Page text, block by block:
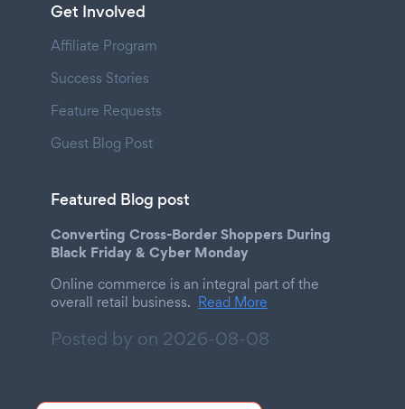
Get Involved
Affiliate Program
Success Stories
Feature Requests
Guest Blog Post
Featured Blog post
Converting Cross-Border Shoppers During
Black Friday & Cyber Monday
Online commerce is an integral part of the
overall retail business. Read More
Posted by on 2026-08-08